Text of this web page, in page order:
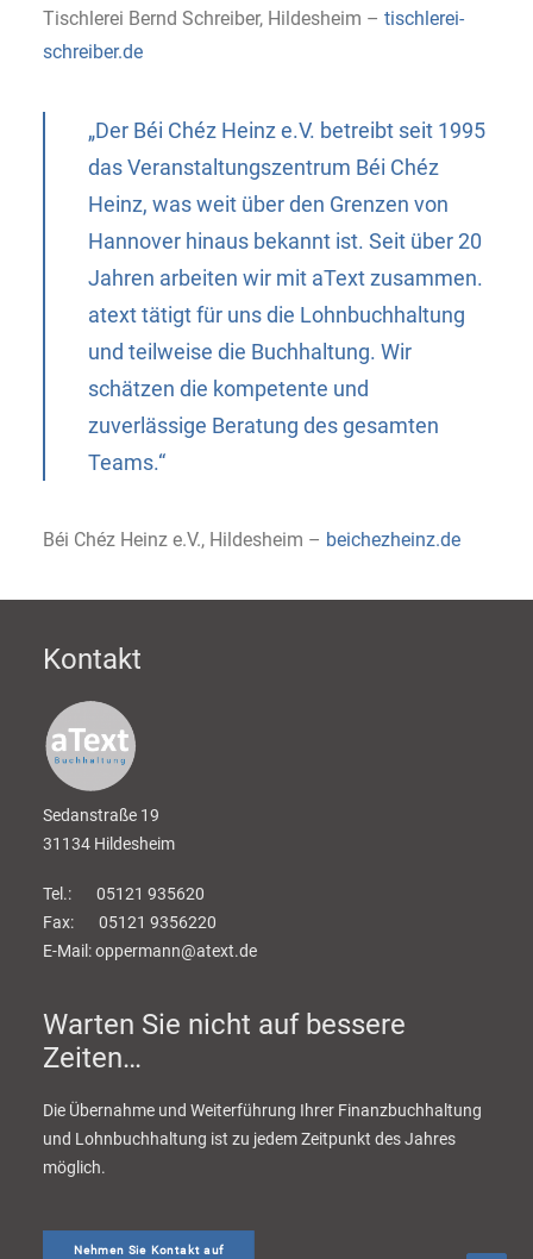
Tischlerei Bernd Schreiber, Hildesheim – tischlerei-
schreiber.de
„Der Béi Chéz Heinz e.V. betreibt seit 1995
das Veranstaltungszentrum Béi Chéz
Heinz, was weit über den Grenzen von
Hannover hinaus bekannt ist. Seit über 20
Jahren arbeiten wir mit aText zusammen.
atext tätigt für uns die Lohnbuchhaltung
und teilweise die Buchhaltung. Wir
schätzen die kompetente und
zuverlässige Beratung des gesamten
Teams.“
Béi Chéz Heinz e.V., Hildesheim – beichezheinz.de
Kontakt
Sedanstraße 19
31134 Hildesheim
Tel.: 05121 935620
Fax: 05121 9356220
E-Mail: oppermann@atext.de
Warten Sie nicht auf bessere
Zeiten…
Die Übernahme und Weiterführung Ihrer Finanzbuchhaltung
und Lohnbuchhaltung ist zu jedem Zeitpunkt des Jahres
möglich.
Nehmen Sie Kontakt auf